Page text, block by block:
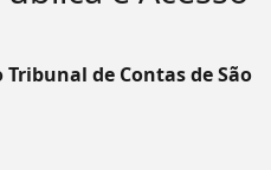
de Contas de São